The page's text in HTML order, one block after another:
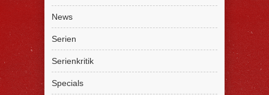
News
Serien
Serienkritik
Specials